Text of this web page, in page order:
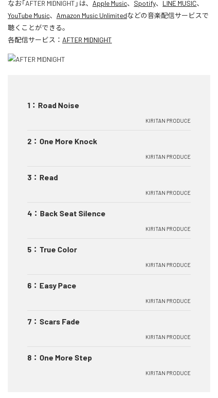
なお「AFTER MIDNIGHT 」は、 Apple Music、 Spotify、 LINE MUSIC、
YouTube Music、 Amazon Music Unlimitedなどの音楽配信サービスで
聴くことができる。
各配信サービス： AFTER MIDNIGHT
1 ： Road Noise
KIRITAN PRODUCE
2 ： One More Knock
KIRITAN PRODUCE
3 ： Read
KIRITAN PRODUCE
4 ： Back Seat Silence
KIRITAN PRODUCE
5 ： True Color
KIRITAN PRODUCE
6 ： Easy Pace
KIRITAN PRODUCE
7 ： Scars Fade
KIRITAN PRODUCE
8 ： One More Step
KIRITAN PRODUCE